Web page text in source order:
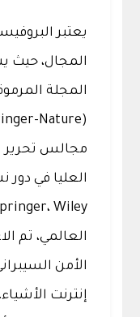
يعتبر
المجال،
المجلة
مجالس تحرير
العالمي، تم
الأمن
إنترنت